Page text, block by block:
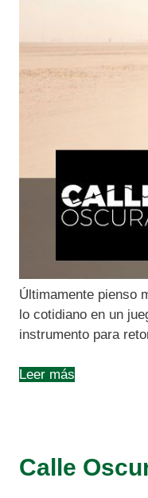
Últimamente pienso
lo cotidiano en un
instrumento para
Leer más
Calle